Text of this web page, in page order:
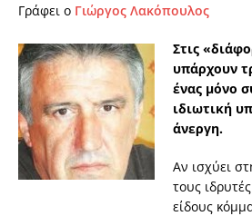
Γράφει ο Γιώργος Λακόπουλος
Στις
υπάρχουν
ένας μόνο
ιδιωτική
άνεργη.
Αν ισχύει
τους
είδους